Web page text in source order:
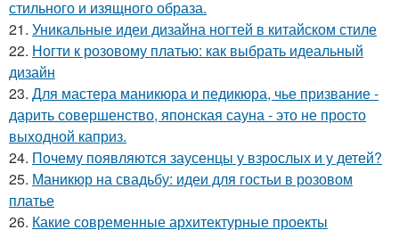
стильного и изящного образа.
21. Уникальные идеи дизайна ногтей в китайском стиле
22. Ногти к розовому платью: как выбрать идеальный
дизайн
23. Для мастера маникюра и педикюра, чье призвание -
дарить совершенство, японская сауна - это не просто
выходной каприз.
24. Почему появляются заусенцы у взрослых и у детей?
25. Маникюр на свадьбу: идеи для гостьи в розовом
платье
26. Какие современные архитектурные проекты